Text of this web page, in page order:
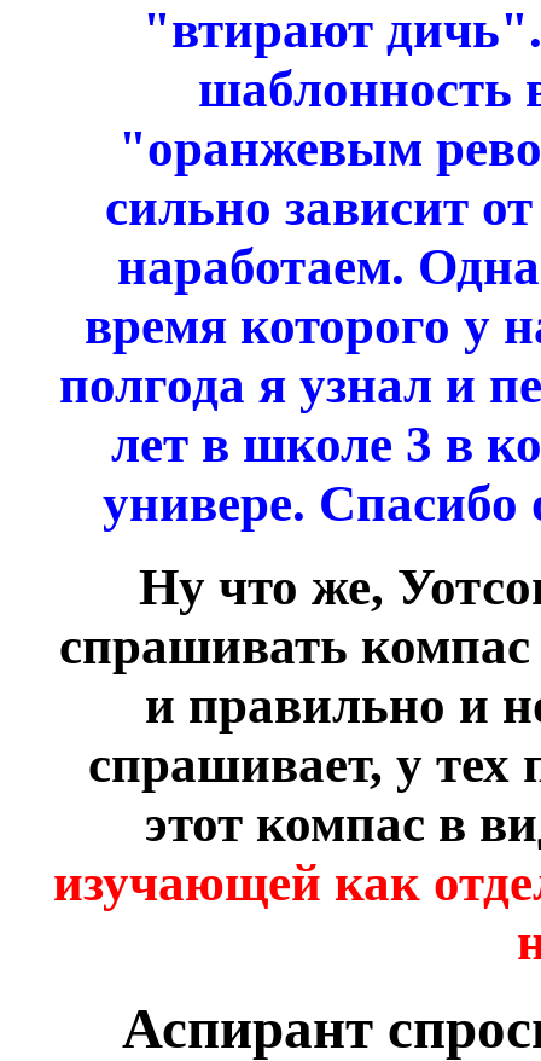
"втирают
шаблонность
"оранжевым
сильно зависит
наработаем.
время которого у
полгода я узнал и
лет в школе 3 в
универе.
Ну что же,
спрашивать компас
и правильно и
спрашивает, у
этот компас в
изучающей как
Аспирант